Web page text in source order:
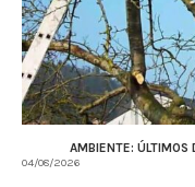
AMBIENTE: ÚLTIMOS
04/08/2026